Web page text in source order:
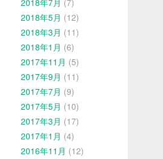
2018年7月 (7)
2018年5月 (12)
2018年3月 (11)
2018年1月 (6)
2017年11月 (5)
2017年9月 (11)
2017年7月 (9)
2017年5月 (10)
2017年3月 (17)
2017年1月 (4)
2016年11月 (12)